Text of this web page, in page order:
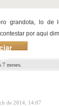
grandota, lo
por aqui
meses.
de 2014, 14:07